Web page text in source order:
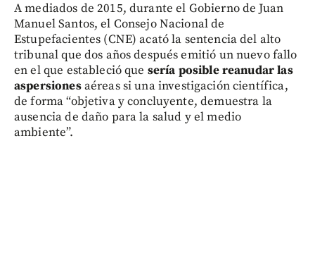
A mediados de 2015, durante el Gobierno de Juan
Manuel Santos, el Consejo Nacional de
Estupefacientes (CNE) acató la sentencia del alto
tribunal que dos años después emitió un nuevo fallo
en el que estableció que sería posible reanudar las
aspersionesaéreas si una investigación científica,
de forma “objetiva y concluyente, demuestra la
ausencia de daño para la salud y el medio
ambiente”.